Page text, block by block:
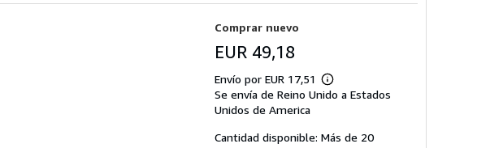
Comprar nuevo
EUR 49,18
Envío por EUR 17,51
Más
información
tarifas
de
Se envía de Reino Unido a Estados
Unidos de America
Cantidad disponible: Más de 20